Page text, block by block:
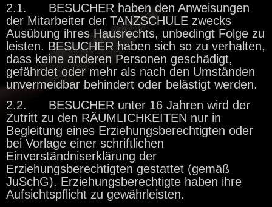
2.1. BESUCHER haben den Anweisungen
der Mitarbeiter der TANZSCHULE zwecks
Ausübung ihres Hausrechts, unbedingt Folge zu
leisten. BESUCHER haben sich so zu verhalten,
dass keine anderen Personen geschädigt,
gefährdet oder mehr als nach den Umständen
unvermeidbar behindert oder belästigt werden.
2.2. BESUCHER unter 16 Jahren wird der
Zutritt zu den RÄUMLICHKEITEN nur in
Begleitung eines Erziehungsberechtigten oder
bei Vorlage einer schriftlichen
Einverständniserklärung der
Erziehungsberechtigten gestattet (gemäß
JuSchG). Erziehungsberechtigte haben ihre
Aufsichtspflicht zu gewährleisten.